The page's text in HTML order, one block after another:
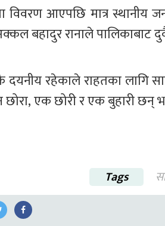
आएपछि मात्र स्थानीय
बहादुर रानाले पालिकाबाट
रहेकाले राहतका लागि
एक छोरी र एक बुहारी छन्
Tags